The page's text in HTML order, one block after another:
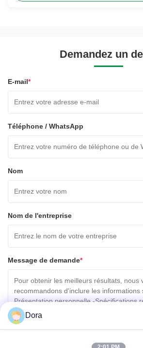
Demandez un
E-mail*
Téléphone / WhatsApp
Nom
Nom de l'entreprise
Message de demande*
Dora